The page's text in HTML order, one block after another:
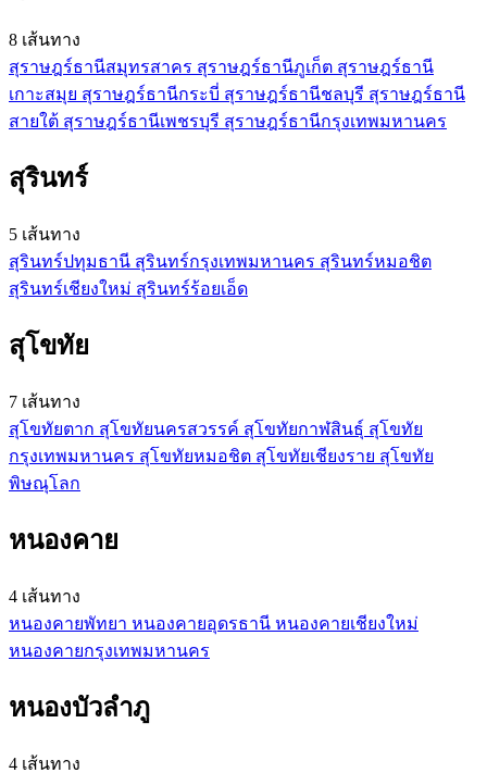
8 เส้นทาง
สุราษฎร์ธานีสมุทรสาคร สุราษฎร์ธานีภูเก็ต สุราษฎร์ธานี
เกาะสมุย สุราษฎร์ธานีกระบี่ สุราษฎร์ธานีชลบุรี สุราษฎร์ธานี
สายใต้ สุราษฎร์ธานีเพชรบุรี สุราษฎร์ธานีกรุงเทพมหานคร
สุรินทร์
5 เส้นทาง
สุรินทร์ปทุมธานี สุรินทร์กรุงเทพมหานคร สุรินทร์หมอชิต
สุรินทร์เชียงใหม่ สุรินทร์ร้อยเอ็ด
สุโขทัย
7 เส้นทาง
สุโขทัยตาก สุโขทัยนครสวรรค์ สุโขทัยกาฬสินธุ์ สุโขทัย
กรุงเทพมหานคร สุโขทัยหมอชิต สุโขทัยเชียงราย สุโขทัย
พิษณุโลก
หนองคาย
4 เส้นทาง
หนองคายพัทยา หนองคายอุดรธานี หนองคายเชียงใหม่
หนองคายกรุงเทพมหานคร
หนองบัวลำภู
4 เส้นทาง